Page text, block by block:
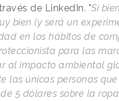
de LinkedIn. "Si
bien (y será un
en los hábitos de
para las
al impacto ambiental
las únicas personas
5 dólares sobre la